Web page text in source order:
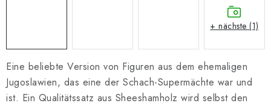
Eine beliebte Version von Figuren aus dem ehemaligen
Jugoslawien, das eine der Schach-Supermächte war und
ist. Ein Qualitätssatz aus Sheeshamholz wird selbst den
+ nächste (1)